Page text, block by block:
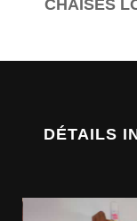
CHAISES
DÉTAILS